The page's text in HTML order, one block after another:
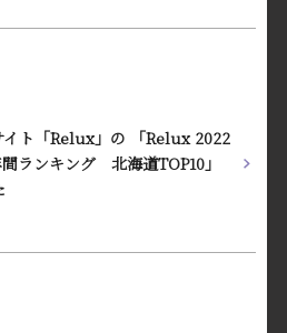
イト「Relux」の 「Relux 2022
ンキング 北海道TOP10」